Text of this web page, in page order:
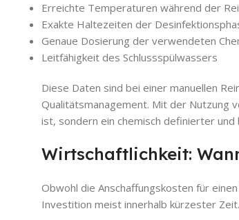
Erreichte Temperaturen während der
Exakte Haltezeiten der
Genaue Dosierung der verwendeten
Leitfähigkeit des Schlussspülwassers
Diese Daten sind bei einer manuellen
Qualitätsmanagement. Mit der Nutzung
ist, sondern ein chemisch definierter
Wirtschaftlichkeit:
Obwohl die Anschaffungskosten für
Investition meist innerhalb kürzester